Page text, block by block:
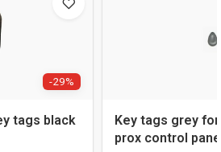
-29%
tags black
Key tags grey for
prox control